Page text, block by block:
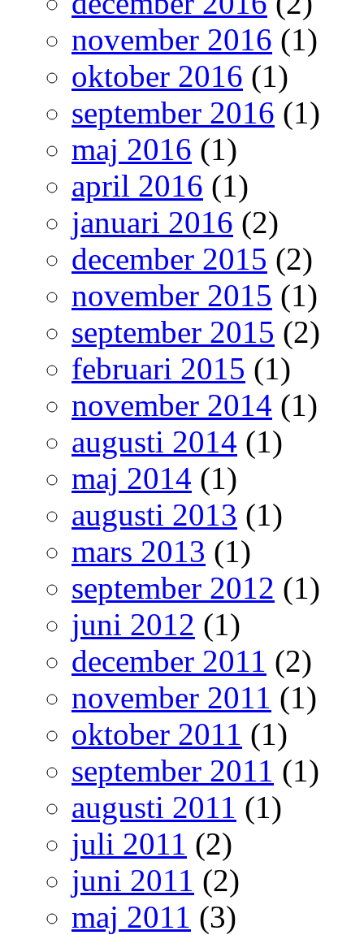
november 2016 (1)
oktober 2016 (1)
september 2016 (1)
maj 2016 (1)
april 2016 (1)
januari 2016 (2)
december 2015 (2)
november 2015 (1)
september 2015 (2)
februari 2015 (1)
november 2014 (1)
augusti 2014 (1)
maj 2014 (1)
augusti 2013 (1)
mars 2013 (1)
september 2012 (1)
juni 2012 (1)
december 2011 (2)
november 2011 (1)
oktober 2011 (1)
september 2011 (1)
augusti 2011 (1)
juli 2011 (2)
juni 2011 (2)
maj 2011 (3)